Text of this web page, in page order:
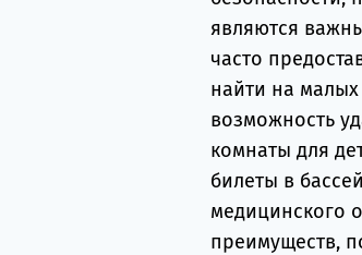
являются
часто
найти на
возможность
комнаты для
билеты в
медицинского
преимуществ,